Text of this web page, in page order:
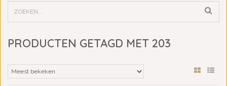
PRODUCTEN GETAGD MET 203